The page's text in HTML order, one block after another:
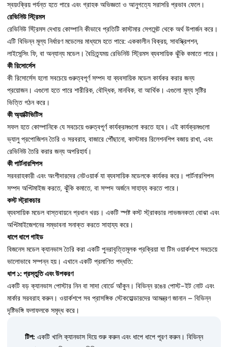
স্বয়ংক্রিয় পর্যন্ত হতে পারে এবং গ্রাহক অভিজ্ঞতা ও আনুগত্যে সরাসরি প্রভাব ফেলে।
রেভিনিউ স্ট্রিমস
রেভিনিউ স্ট্রিমস দেখায় কোম্পানি কীভাবে প্রতিটি কাস্টমার সেগমেন্ট থেকে অর্থ উপার্জন করে।
এটি বিভিন্ন মূল্য নির্ধারণ মডেলের মাধ্যমে হতে পারে: এককালীন বিক্রয়, সাবস্ক্রিপশন,
লাইসেন্সিং ফি, বা অন্যান্য মডেল। বৈচিত্র্যময় রেভিনিউ স্ট্রিমস ব্যবসায়িক ঝুঁকি কমাতে পারে।
কী রিসোর্সেস
কী রিসোর্সেস হলো সবচেয়ে গুরুত্বপূর্ণ সম্পদ যা ব্যবসায়িক মডেল কার্যকর করার জন্য
প্রয়োজন। এগুলো হতে পারে শারীরিক, বৌদ্ধিক, মানবিক, বা আর্থিক। এগুলো মূল্য সৃষ্টির
ভিত্তি গঠন করে।
কী অ্যাক্টিভিটিস
সফল হতে কোম্পানিকে যে সবচেয়ে গুরুত্বপূর্ণ কার্যক্রমগুলো করতে হবে। এই কার্যক্রমগুলো
ভ্যালু প্রপোজিশন তৈরি ও সরবরাহ, বাজারে পৌঁছানো, কাস্টমার রিলেশনশিপ বজায় রাখা, এবং
রেভিনিউ তৈরি করার জন্য অপরিহার্য।
কী পার্টনারশিপস
সরবরাহকারী এবং অংশীদারদের নেটওয়ার্ক যা ব্যবসায়িক মডেলকে কার্যকর করে। পার্টনারশিপস
সম্পদ অপ্টিমাইজ করতে, ঝুঁকি কমাতে, বা সম্পদ অর্জনে সাহায্য করতে পারে।
কস্ট স্ট্রাকচার
ব্যবসায়িক মডেল বাস্তবায়নে প্রধান খরচ। একটি স্পষ্ট কস্ট স্ট্রাকচার লাভজনকতা বোঝা এবং
অপ্টিমাইজেশনের সম্ভাবনা সনাক্ত করতে সাহায্য করে।
ধাপে ধাপে গাইড
বিজনেস মডেল ক্যানভাস তৈরি করা একটি পুনরাবৃত্তিমূলক প্রক্রিয়া যা টিম ওয়ার্কশপে সবচেয়ে
ভালোভাবে সম্পন্ন হয়। এখানে একটি প্রমাণিত পদ্ধতি:
ধাপ ১: প্রস্তুতি এবং উপকরণ
একটি বড় ক্যানভাস পোস্টার নিন বা সাদা বোর্ডে আঁকুন। বিভিন্ন রঙের পোস্ট-ইট নোট এবং
মার্কার সরবরাহ করুন। ওয়ার্কশপে সব প্রাসঙ্গিক স্টেকহোল্ডারদের আমন্ত্রণ জানান – বিভিন্ন
দৃষ্টিভঙ্গি ফলাফলকে সমৃদ্ধ করে।
টিপ: একটি খালি ক্যানভাস দিয়ে শুরু করুন এবং ধাপে ধাপে পূরণ করুন। বিভিন্ন